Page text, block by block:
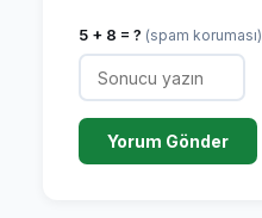
5 + 8 = ? (spam koruması)
Yorum Gönder